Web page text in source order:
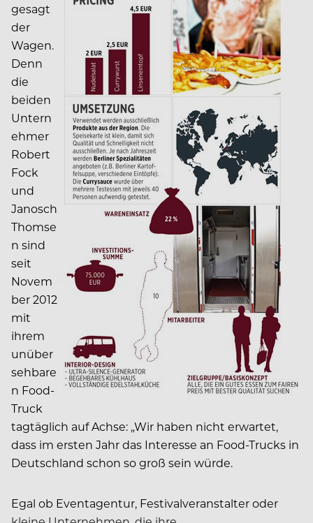
gesagt
der
Wagen.
Denn
die
beiden
Untern
ehmer
Robert
Fock
und
Janosch
Thomse
n sind
seit
Novem
ber 2012
mit
ihrem
unüber
sehbare
n Food-
Truck
tagtäglich auf Achse: „Wir haben nicht erwartet,
dass im ersten Jahr das Interesse an Food-Trucks in
Deutschland schon so groß sein würde.
Egal ob Eventagentur, Festivalveranstalter oder